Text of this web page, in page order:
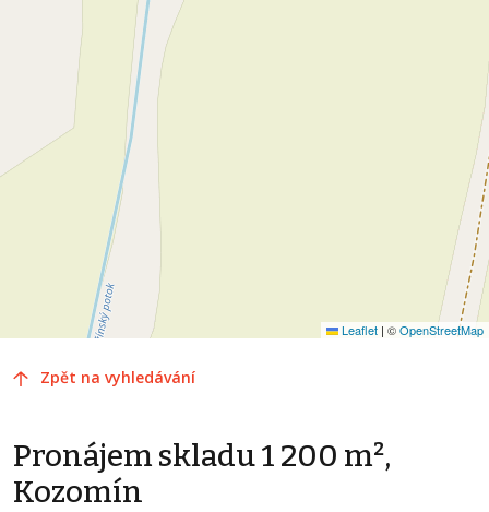
Leaflet | ©OpenStreetMap
Zpět na vyhledávání
Pronájem skladu 1 200 m²,
Kozomín